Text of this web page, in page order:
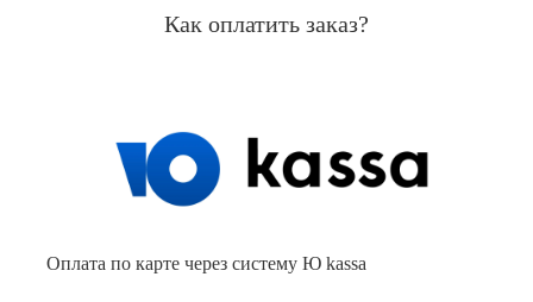
Как оплатить заказ?
Оплата по карте через систему Ю kassa